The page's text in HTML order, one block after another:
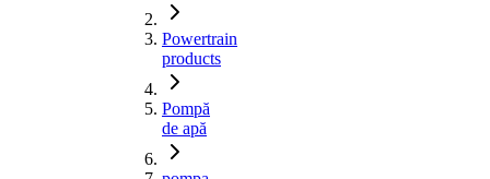
Powertrain
products
Pompă
de apă